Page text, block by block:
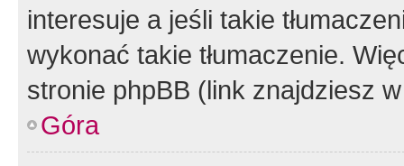
interesuje a jeśli takie
wykonać takie tłumaczenie.
stronie phpBB (link znajdziesz
Góra